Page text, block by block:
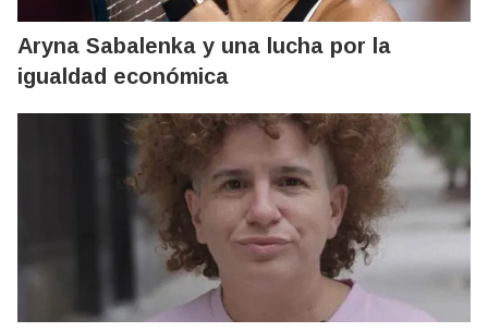
Aryna Sabalenka y una lucha por la
igualdad económica